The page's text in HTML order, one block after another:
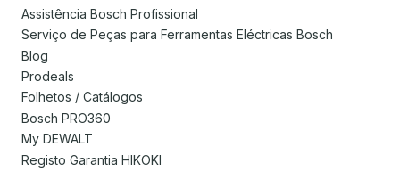
Assistência Bosch Profissional
Serviço de Peças para Ferramentas Eléctricas Bosch
Blog
Prodeals
Folhetos / Catálogos
Bosch PRO360
My DEWALT
Registo Garantia HIKOKI